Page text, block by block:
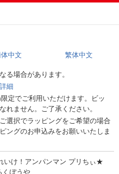
中文 繁体中文
場合があります。
細
定でご利用いただけます。ビッ
れません。ご了承ください。
選択でラッピングをご希望の場合
ングのお申込みをお願いいたしま
け！アンパンマン プリちぃ★
くぼうや